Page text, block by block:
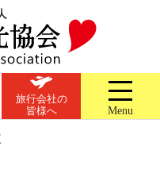
旅行会社の
皆様へ
Menu